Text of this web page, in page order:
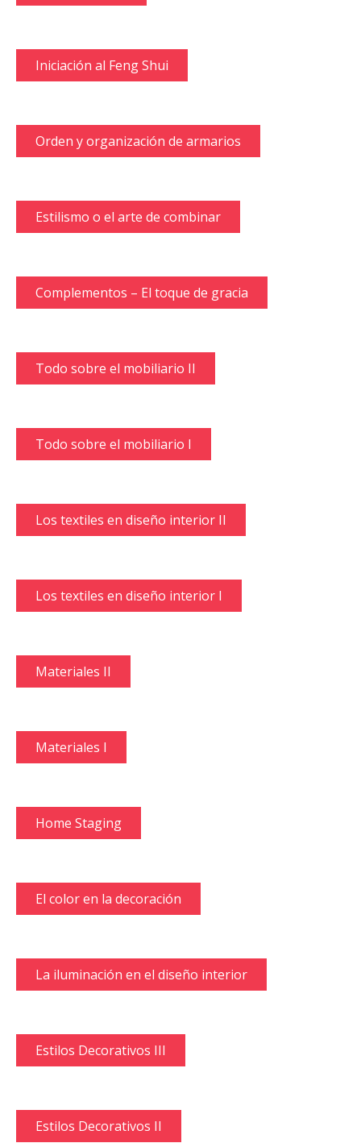
Iniciación al Feng Shui
Orden y organización de armarios
Estilismo o el arte de combinar
Complementos – El toque de gracia
Todo sobre el mobiliario II
Todo sobre el mobiliario I
Los textiles en diseño interior II
Los textiles en diseño interior I
Materiales II
Materiales I
Home Staging
El color en la decoración
La iluminación en el diseño interior
Estilos Decorativos III
Estilos Decorativos II